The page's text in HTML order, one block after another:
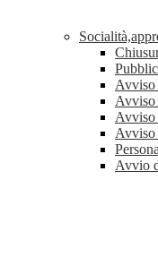
Avviso
Avviso
Avviso
Avviso
Avvio